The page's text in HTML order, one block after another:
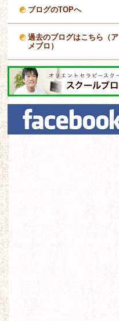
ブログのTOPへ
過去のブログはこちら（ア
メブロ）